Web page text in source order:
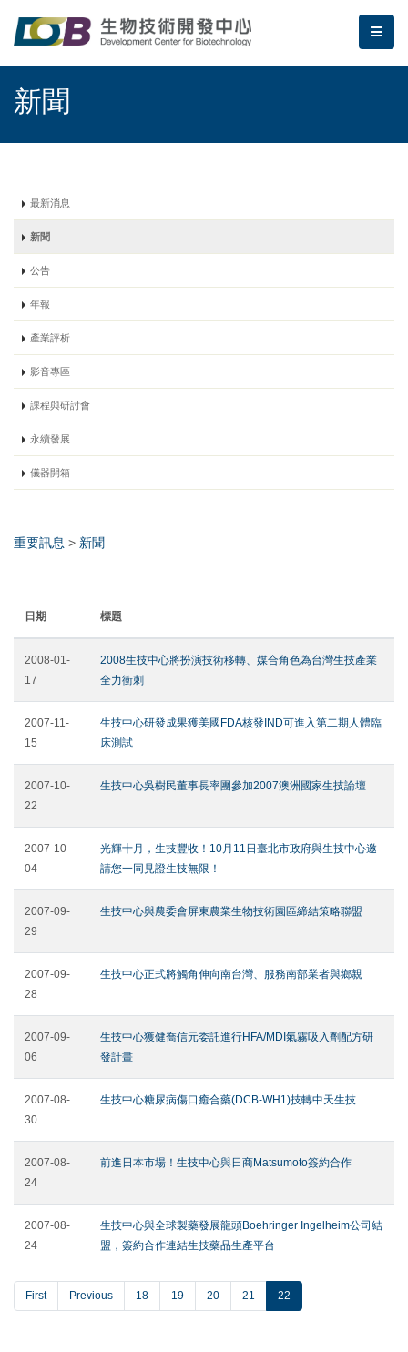
生物技術開發中心 | 新聞
新聞
最新消息
新聞
公告
年報
產業評析
影音專區
課程與研討會
永續發展
儀器開箱
重要訊息 > 新聞
日期 標題
2008-01-
17
2008生技中心將扮演技術移轉、媒合角色為台灣生技產業
全力衝刺
2007-11-
15
生技中心研發成果獲美國FDA核發IND可進入第二期人體臨
床測試
2007-10-
22
生技中心吳樹民董事長率團參加2007澳洲國家生技論壇
2007-10-
04
光輝十月，生技豐收！10月11日臺北市政府與生技中心邀
請您一同見證生技無限！
2007-09-
29
生技中心與農委會屏東農業生物技術園區締結策略聯盟
2007-09-
28
生技中心正式將觸角伸向南台灣、服務南部業者與鄉親
2007-09-
06
生技中心獲健喬信元委託進行HFA/MDI氣霧吸入劑配方研
發計畫
2007-08-
30
生技中心糖尿病傷口癒合藥(DCB-WH1)技轉中天生技
2007-08-
24
前進日本市場！生技中心與日商Matsumoto簽約合作
2007-08-
24
生技中心與全球製藥發展龍頭Boehringer Ingelheim公司結
盟，簽約合作連結生技藥品生產平台
First Previous 18 19 20 21 22